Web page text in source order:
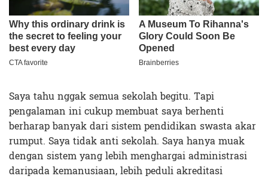
Saya tahu nggak semua sekolah begitu. Tapi
pengalaman ini cukup membuat saya berhenti
berharap banyak dari sistem pendidikan swasta akar
rumput. Saya tidak anti sekolah. Saya hanya muak
dengan sistem yang lebih menghargai administrasi
daripada kemanusiaan, lebih peduli akreditasi